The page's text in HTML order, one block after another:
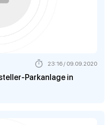
Parkanlage in
23:16 / 09.09.2020